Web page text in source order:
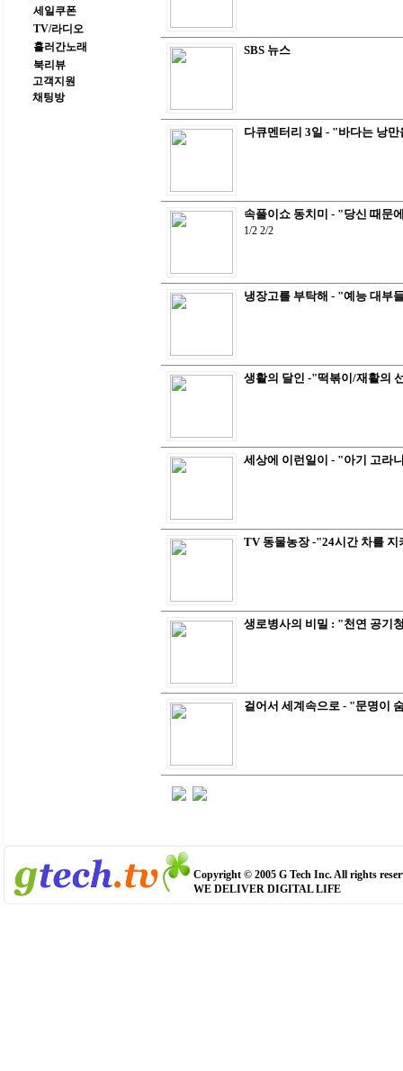
세일쿠폰
TV/라디오
흘러간노래
북리뷰
고객지원
채팅방
SBS 뉴스
다큐멘터리 3일 - "바다는 낭
속풀이쇼 동치미 - "당신 때문
1/2 2/2
냉장고를 부탁해 - "예능 대부
생활의 달인 -"떡볶이/재활의
세상에 이런일이 - "아기 고라
TV 동물농장 -"24시간 차를
생로병사의 비밀 : "천연 공기
걸어서 세계속으로 - "문명이
Copyright © 2005 G Tech Inc. All rights
WE DELIVER DIGITAL LIFE